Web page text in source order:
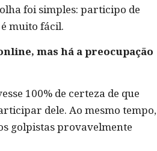
foi simples: participo de
muito fácil.
mas há a preocupação
100% de certeza de que
dele. Ao mesmo tempo,
golpistas provavelmente